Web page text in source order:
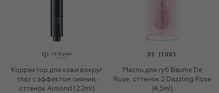
Корректор для кожи вокруг
глаз с эффектом сияния,
оттенок Almond (2,2ml)
BY TERRY
Масло для губ Baume De
Rose, оттенок 2 Dazzling Rose
(4,5ml)